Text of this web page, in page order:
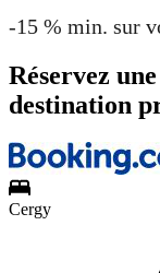
-15 % min. sur
Réservez
destination
Cergy